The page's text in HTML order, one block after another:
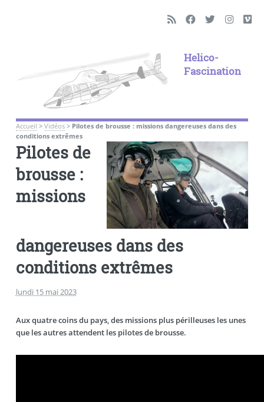
Helico-
Fascination
Accueil > Vidéos> Pilotes de brousse : missions dangereuses dans des
conditions extrêmes
Pilotes de
brousse :
missions
dangereuses dans des
conditions extrêmes
lundi 15 mai 2023
Aux quatre coins du pays, des missions plus périlleuses les unes
que les autres attendent les pilotes de brousse.